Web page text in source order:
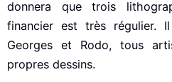
donnera que trois
financier est très régulier.
Georges et Rodo, tous
propres dessins.